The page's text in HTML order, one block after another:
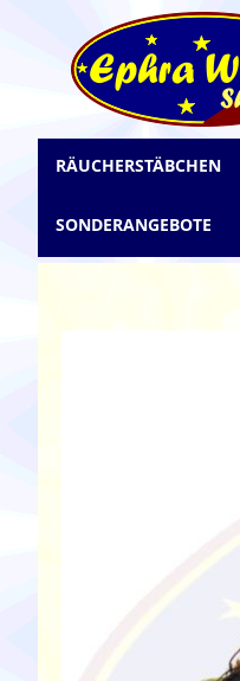
Inhalt
springen
RÄUCHERSTÄBCHEN
SONDERANGEBOTE